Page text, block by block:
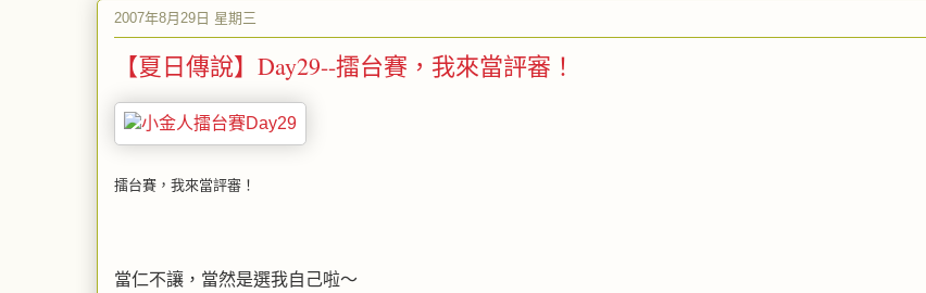
2007年8月29日 星期三
【夏日傳說】Day29--擂台賽，我來當評審！
擂台賽，我來當評審！
當仁不讓，當然是選我自己啦～